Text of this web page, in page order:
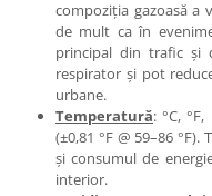
compoziția gazoasă a
de mult ca în
principal din trafic și
respirator și pot
urbane.
Temperatură: °C,
(±0,81 °F @ 59–86
și consumul de
interior.